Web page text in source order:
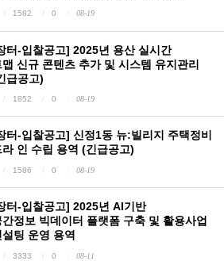
1582 0 08-19
터-입찰공고] 2025년 용산 실시간
맵 신규 콘텐츠 추가 및 시스템 유지관리
급공고)
1852 0 08-19
터-입찰공고] 신정1동 뉴:빌리지 주택정비
인 수립 용역 (긴급공고)
1586 0 08-19
터-입찰공고] 2025년 AI기반
간정보 빅데이터 플랫폼 구축 및 활용사업
팅 운영 용역
3333 0 08-11